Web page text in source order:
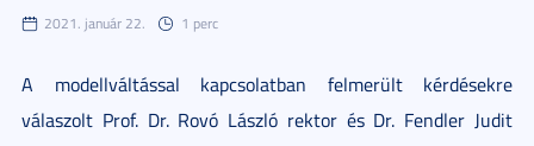
2021. január 22. 1 perc
A modellváltással kapcsolatban felmerült kérdésekre
válaszolt Prof. Dr. Rovó László rektor és Dr. Fendler Judit